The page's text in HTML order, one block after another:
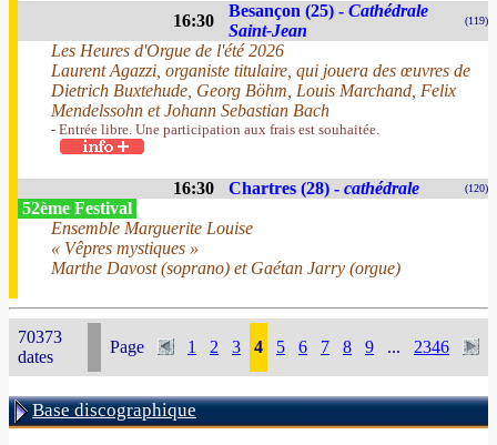
16:30
Besançon (25) - Cathédrale
Saint-Jean
(119)
Les Heures d'Orgue de l'été 2026
Laurent Agazzi, organiste titulaire, qui jouera des œuvres de
Dietrich Buxtehude, Georg Böhm, Louis Marchand, Felix
Mendelssohn et Johann Sebastian Bach
- Entrée libre. Une participation aux frais est souhaitée.
16:30 Chartres (28) - cathédrale (120)
52ème Festival
Ensemble Marguerite Louise
« Vêpres mystiques »
Marthe Davost (soprano) et Gaétan Jarry (orgue)
70373
dates
Page 1 2 3 4 5 6 7 8 9 ... 2346
Base discographique